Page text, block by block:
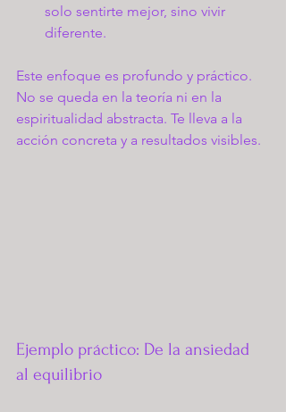
solo sentirte mejor, sino vivir
diferente.
Este enfoque es profundo y práctico.
No se queda en la teoría ni en la
espiritualidad abstracta. Te lleva a la
acción concreta y a resultados visibles.
Ejemplo práctico: De la ansiedad
al equilibrio